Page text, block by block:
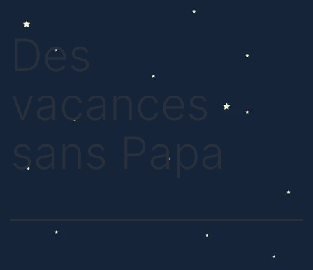
Des
vacances
sans Papa